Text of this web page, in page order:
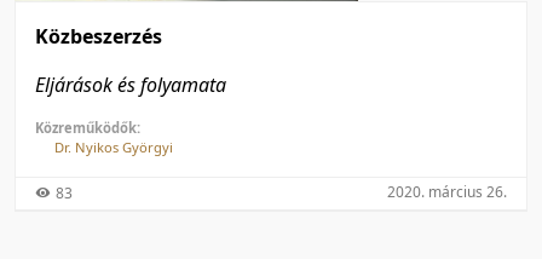
Közbeszerzés
Eljárások és folyamata
Közreműködők:
Dr. Nyikos Györgyi
83 2020. március 26.